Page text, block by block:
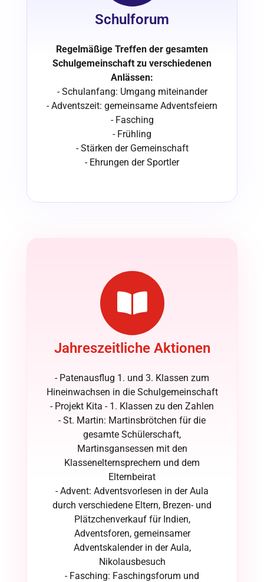
Schulforum
Regelmäßige Treffen der gesamten
Schulgemeinschaft zu verschiedenen
Anlässen:
- Schulanfang: Umgang miteinander
- Adventszeit: gemeinsame Adventsfeiern
- Fasching
- Frühling
- Stärken der Gemeinschaft
- Ehrungen der Sportler
Jahreszeitliche Aktionen
- Patenausflug 1. und 3. Klassen zum
Hineinwachsen in die Schulgemeinschaft
- Projekt Kita - 1. Klassen zu den Zahlen
- St. Martin: Martinsbrötchen für die
gesamte Schülerschaft,
Martinsgansessen mit den
Klassenelternsprechern und dem
Elternbeirat
- Advent: Adventsvorlesen in der Aula
durch verschiedene Eltern, Brezen- und
Plätzchenverkauf für Indien,
Adventsforen, gemeinsamer
Adventskalender in der Aula,
Nikolausbesuch
- Fasching: Faschingsforum und